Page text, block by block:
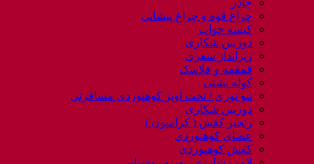
چراغ قوه و چراغ پیشانی
کیسه خواب
دوربین شکاری
زیرانداز سفری
قمقمه و فلاسک
کوله پشتی
ننو توری / تخت آویز کوهنوردی مسافرتی
دوربین شکاری
زنجیر کفش ( کرامپون )
عصای کوهنوردی
کفش کوهنوردی